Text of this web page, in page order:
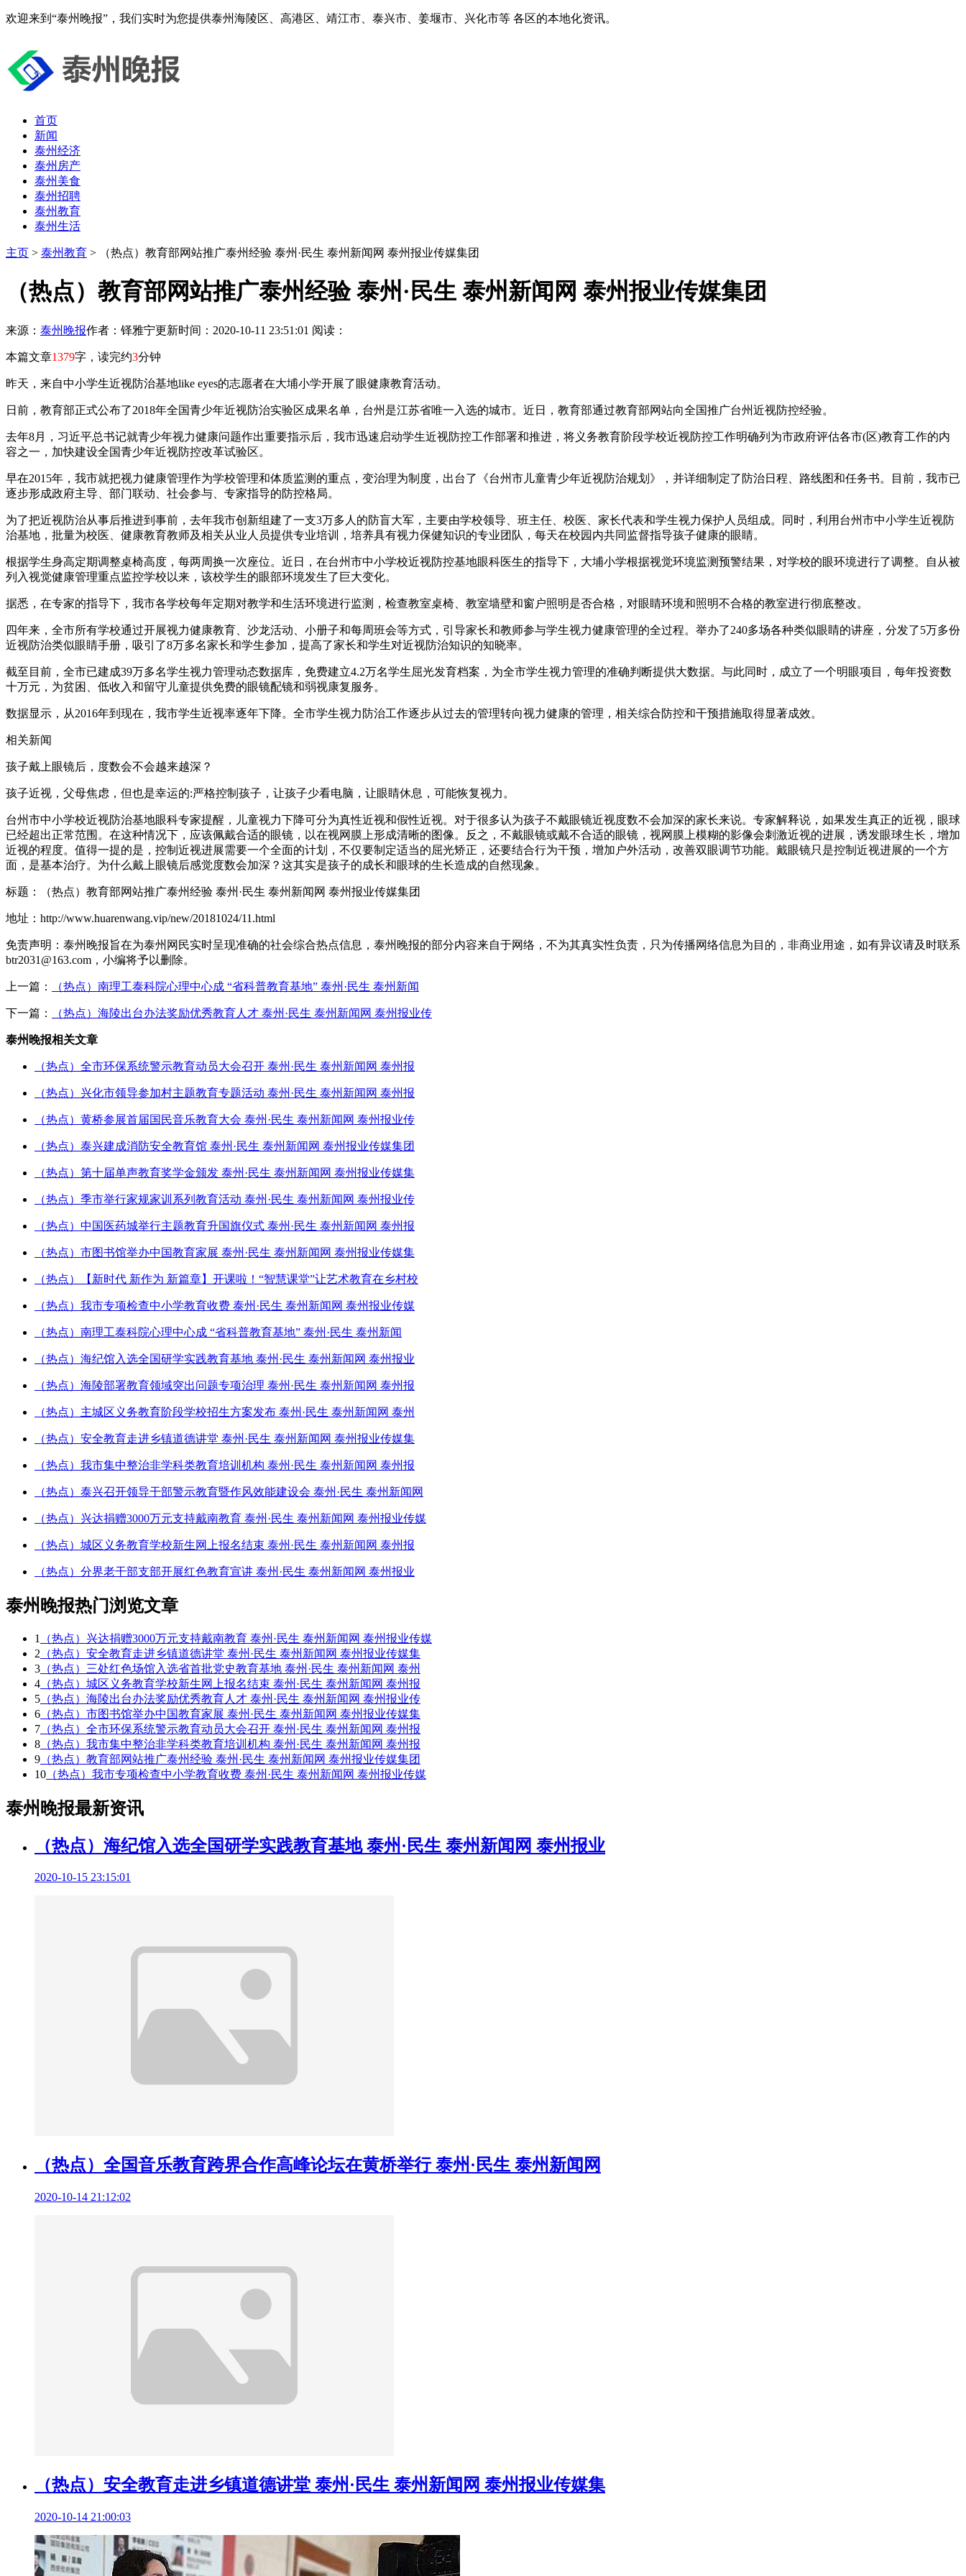
欢迎来到“泰州晚报”，我们实时为您提供泰州海陵区、高港区、靖江市、泰兴市、姜堰市、兴化市等 各区的本地化资讯。
首页
新闻
泰州经济
泰州房产
泰州美食
泰州招聘
泰州教育
泰州生活
主页 > 泰州教育 > （热点）教育部网站推广泰州经验 泰州·民生 泰州新闻网 泰州报业传媒集团
（热点）教育部网站推广泰州经验 泰州·民生 泰州新闻网 泰州报业传媒集团
来源： 泰州晚报作者：铎雅宁更新时间：2020-10-11 23:51:01 阅读：
本篇文章1379字，读完约3分钟
昨天，来自中小学生近视防治基地like eyes的志愿者在大埔小学开展了眼健康教育活动。
日前，教育部正式公布了2018年全国青少年近视防治实验区成果名单，台州是江苏省唯一入选的城市。近日，教育部通过教育部网站向全国推广台州近视防控经验。
去年8月，习近平总书记就青少年视力健康问题作出重要指示后，我市迅速启动学生近视防控工作部署和推进，将义务教育阶段学校近视防控工作明确列为市政府评估各市(区)教育工作的内
容之一，加快建设全国青少年近视防控改革试验区。
早在2015年，我市就把视力健康管理作为学校管理和体质监测的重点，变治理为制度，出台了《台州市儿童青少年近视防治规划》，并详细制定了防治日程、路线图和任务书。目前，我市已
逐步形成政府主导、部门联动、社会参与、专家指导的防控格局。
为了把近视防治从事后推进到事前，去年我市创新组建了一支3万多人的防盲大军，主要由学校领导、班主任、校医、家长代表和学生视力保护人员组成。同时，利用台州市中小学生近视防
治基地，批量为校医、健康教育教师及相关从业人员提供专业培训，培养具有视力保健知识的专业团队，每天在校园内共同监督指导孩子健康的眼睛。
根据学生身高定期调整桌椅高度，每两周换一次座位。近日，在台州市中小学校近视防控基地眼科医生的指导下，大埔小学根据视觉环境监测预警结果，对学校的眼环境进行了调整。自从被
列入视觉健康管理重点监控学校以来，该校学生的眼部环境发生了巨大变化。
据悉，在专家的指导下，我市各学校每年定期对教学和生活环境进行监测，检查教室桌椅、教室墙壁和窗户照明是否合格，对眼睛环境和照明不合格的教室进行彻底整改。
四年来，全市所有学校通过开展视力健康教育、沙龙活动、小册子和每周班会等方式，引导家长和教师参与学生视力健康管理的全过程。举办了240多场各种类似眼睛的讲座，分发了5万多份
近视防治类似眼睛手册，吸引了8万多名家长和学生参加，提高了家长和学生对近视防治知识的知晓率。
截至目前，全市已建成39万多名学生视力管理动态数据库，免费建立4.2万名学生屈光发育档案，为全市学生视力管理的准确判断提供大数据。与此同时，成立了一个明眼项目，每年投资数
十万元，为贫困、低收入和留守儿童提供免费的眼镜配镜和弱视康复服务。
数据显示，从2016年到现在，我市学生近视率逐年下降。全市学生视力防治工作逐步从过去的管理转向视力健康的管理，相关综合防控和干预措施取得显著成效。
相关新闻
孩子戴上眼镜后，度数会不会越来越深？
孩子近视，父母焦虑，但也是幸运的:严格控制孩子，让孩子少看电脑，让眼睛休息，可能恢复视力。
台州市中小学校近视防治基地眼科专家提醒，儿童视力下降可分为真性近视和假性近视。对于很多认为孩子不戴眼镜近视度数不会加深的家长来说。专家解释说，如果发生真正的近视，眼球
已经超出正常范围。在这种情况下，应该佩戴合适的眼镜，以在视网膜上形成清晰的图像。反之，不戴眼镜或戴不合适的眼镜，视网膜上模糊的影像会刺激近视的进展，诱发眼球生长，增加
近视的程度。值得一提的是，控制近视进展需要一个全面的计划，不仅要制定适当的屈光矫正，还要结合行为干预，增加户外活动，改善双眼调节功能。戴眼镜只是控制近视进展的一个方
面，是基本治疗。为什么戴上眼镜后感觉度数会加深？这其实是孩子的成长和眼球的生长造成的自然现象。
标题：（热点）教育部网站推广泰州经验 泰州·民生 泰州新闻网 泰州报业传媒集团
地址：http://www.huarenwang.vip/new/20181024/11.html
免责声明：泰州晚报旨在为泰州网民实时呈现准确的社会综合热点信息，泰州晚报的部分内容来自于网络，不为其真实性负责，只为传播网络信息为目的，非商业用途，如有异议请及时联系
btr2031@163.com，小编将予以删除。
上一篇： （热点）南理工泰科院心理中心成 “省科普教育基地” 泰州·民生 泰州新闻
下一篇： （热点）海陵出台办法奖励优秀教育人才 泰州·民生 泰州新闻网 泰州报业传
泰州晚报相关文章
（热点）全市环保系统警示教育动员大会召开 泰州·民生 泰州新闻网 泰州报
（热点）兴化市领导参加村主题教育专题活动 泰州·民生 泰州新闻网 泰州报
（热点）黄桥参展首届国民音乐教育大会 泰州·民生 泰州新闻网 泰州报业传
（热点）泰兴建成消防安全教育馆 泰州·民生 泰州新闻网 泰州报业传媒集团
（热点）第十届单声教育奖学金颁发 泰州·民生 泰州新闻网 泰州报业传媒集
（热点）季市举行家规家训系列教育活动 泰州·民生 泰州新闻网 泰州报业传
（热点）中国医药城举行主题教育升国旗仪式 泰州·民生 泰州新闻网 泰州报
（热点）市图书馆举办中国教育家展 泰州·民生 泰州新闻网 泰州报业传媒集
（热点）【新时代 新作为 新篇章】开课啦！“智慧课堂”让艺术教育在乡村校
（热点）我市专项检查中小学教育收费 泰州·民生 泰州新闻网 泰州报业传媒
（热点）南理工泰科院心理中心成 “省科普教育基地” 泰州·民生 泰州新闻
（热点）海纪馆入选全国研学实践教育基地 泰州·民生 泰州新闻网 泰州报业
（热点）海陵部署教育领域突出问题专项治理 泰州·民生 泰州新闻网 泰州报
（热点）主城区义务教育阶段学校招生方案发布 泰州·民生 泰州新闻网 泰州
（热点）安全教育走进乡镇道德讲堂 泰州·民生 泰州新闻网 泰州报业传媒集
（热点）我市集中整治非学科类教育培训机构 泰州·民生 泰州新闻网 泰州报
（热点）泰兴召开领导干部警示教育暨作风效能建设会 泰州·民生 泰州新闻网
（热点）兴达捐赠3000万元支持戴南教育 泰州·民生 泰州新闻网 泰州报业传媒
（热点）城区义务教育学校新生网上报名结束 泰州·民生 泰州新闻网 泰州报
（热点）分界老干部支部开展红色教育宣讲 泰州·民生 泰州新闻网 泰州报业
泰州晚报热门浏览文章
1
（热点）兴达捐赠3000万元支持戴南教育 泰州·民生 泰州新闻网 泰州报业传媒
2 （热点）安全教育走进乡镇道德讲堂 泰州·民生 泰州新闻网 泰州报业传媒集
3 （热点）三处红色场馆入选省首批党史教育基地 泰州·民生 泰州新闻网 泰州
4 （热点）城区义务教育学校新生网上报名结束 泰州·民生 泰州新闻网 泰州报
5 （热点）海陵出台办法奖励优秀教育人才 泰州·民生 泰州新闻网 泰州报业传
6 （热点）市图书馆举办中国教育家展 泰州·民生 泰州新闻网 泰州报业传媒集
7 （热点）全市环保系统警示教育动员大会召开 泰州·民生 泰州新闻网 泰州报
8 （热点）我市集中整治非学科类教育培训机构 泰州·民生 泰州新闻网 泰州报
9 （热点）教育部网站推广泰州经验 泰州·民生 泰州新闻网 泰州报业传媒集团
10 （热点）我市专项检查中小学教育收费 泰州·民生 泰州新闻网 泰州报业传媒
泰州晚报最新资讯
（热点）海纪馆入选全国研学实践教育基地 泰州·民生 泰州新闻网 泰州报业
2020-10-15 23:15:01
（热点）全国音乐教育跨界合作高峰论坛在黄桥举行 泰州·民生 泰州新闻网
2020-10-14 21:12:02
（热点）安全教育走进乡镇道德讲堂 泰州·民生 泰州新闻网 泰州报业传媒集
2020-10-14 21:00:03